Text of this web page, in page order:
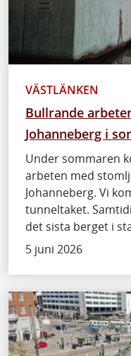
VÄSTLÄNKEN
Bullrande
Johanneberg i
Under sommaren
arbeten med
Johanneberg. Vi
tunneltaket.
det sista berget i
5 juni 2026